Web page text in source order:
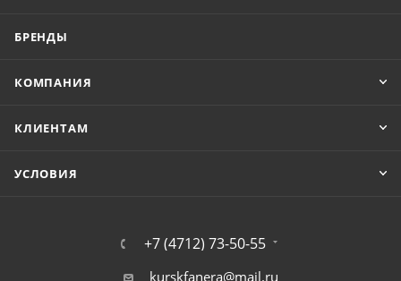
БРЕНДЫ
КОМПАНИЯ
КЛИЕНТАМ
УСЛОВИЯ
+7 (4712) 73-50-55
kurskfanera@mail.ru